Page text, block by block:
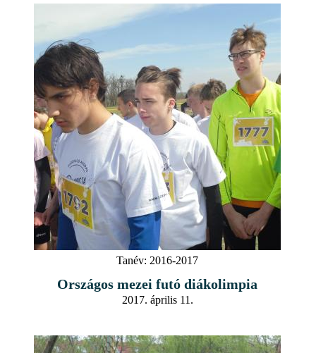
Tanév: 2016-2017
Országos mezei futó diákolimpia
2017. április 11.